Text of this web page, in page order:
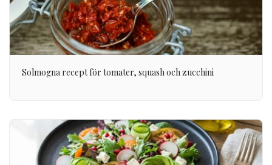
Solmogna recept för tomater, squash och zucchini